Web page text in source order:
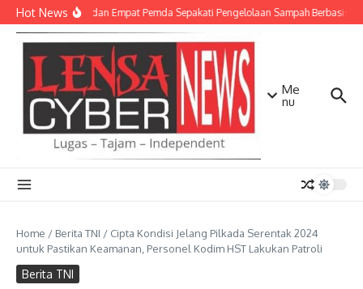
Lewati ke konten
Hot NewsTNI AD dan Empat Pemda Sepakati Pengelolaan Sampah Berbasis
Me
nu
Home / Berita TNI / Cipta Kondisi Jelang Pilkada Serentak 2024
untuk Pastikan Keamanan, Personel Kodim HST Lakukan Patroli
Berita TNI